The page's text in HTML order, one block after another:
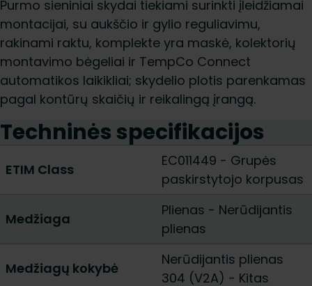
Purmo sieniniai skydai tiekiami surinkti įleidžiamai
montacijai, su aukščio ir gylio reguliavimu,
rakinami raktu, komplekte yra maskė, kolektorių
montavimo bėgeliai ir TempCo Connect
automatikos laikikliai; skydelio plotis parenkamas
pagal kontūrų skaičių ir reikalingą įrangą.
Techninės specifikacijos
ETIM Class
EC011449 - Grupės
paskirstytojo korpusas
Medžiaga
Plienas - Nerūdijantis
plienas
Medžiagų kokybė
Nerūdijantis plienas
304 (V2A) - Kitas